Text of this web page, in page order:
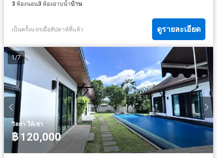
3 ห้องนอน3 ห้องอาบน้ำบ้าน
เป็นครั้งแรกเมื่อสัปดาห์ที่แล้ว ดูรายละเอียด
1/7
วิลล่า·ให้เช่า
฿ 120,000